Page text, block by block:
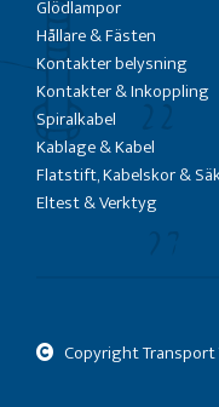
Glödlampor
Hållare & Fästen
Kontakter belysning
Kontakter & Inkoppling
Spiralkabel
Kablage & Kabel
Flatstift, Kabelskor &
Eltest & Verktyg
Copyright Transport